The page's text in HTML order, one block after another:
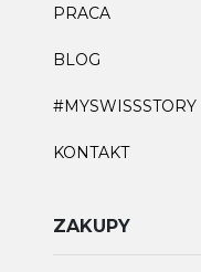
PRACA
BLOG
#MYSWISSSTORY
KONTAKT
ZAKUPY